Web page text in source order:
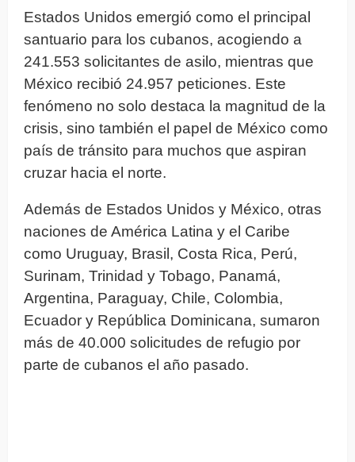
Estados Unidos emergió como el principal
santuario para los cubanos, acogiendo a
241.553 solicitantes de asilo, mientras que
México recibió 24.957 peticiones. Este
fenómeno no solo destaca la magnitud de la
crisis, sino también el papel de México como
país de tránsito para muchos que aspiran
cruzar hacia el norte.
Además de Estados Unidos y México, otras
naciones de América Latina y el Caribe
como Uruguay, Brasil, Costa Rica, Perú,
Surinam, Trinidad y Tobago, Panamá,
Argentina, Paraguay, Chile, Colombia,
Ecuador y República Dominicana, sumaron
más de 40.000 solicitudes de refugio por
parte de cubanos el año pasado.